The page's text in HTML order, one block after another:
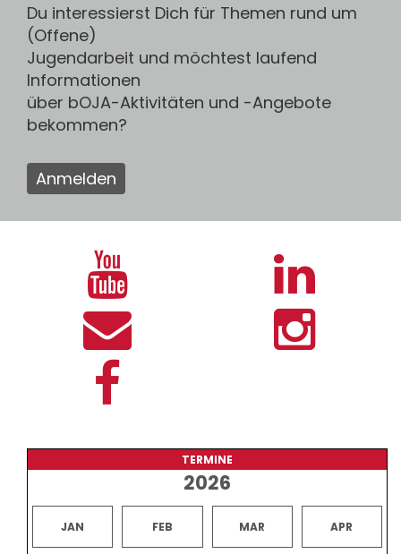
Du interessierst Dich für Themen rund um
(Offene)
Jugendarbeit und möchtest laufend
Informationen
über bOJA-Aktivitäten und -Angebote
bekommen?
Anmelden
TERMINE
2026
JAN FEB MAR APR